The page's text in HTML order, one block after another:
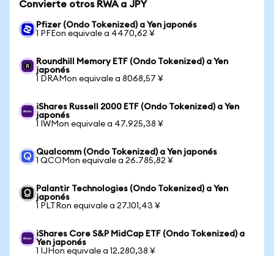
Convierte otros RWA a JPY
Pfizer (Ondo Tokenized) a Yen japonés
1 PFEon equivale a 4470,62 ¥
Roundhill Memory ETF (Ondo Tokenized) a Yen
japonés
1 DRAMon equivale a 8068,57 ¥
iShares Russell 2000 ETF (Ondo Tokenized) a Yen
japonés
1 IWMon equivale a 47.925,38 ¥
Qualcomm (Ondo Tokenized) a Yen japonés
1 QCOMon equivale a 26.785,82 ¥
Palantir Technologies (Ondo Tokenized) a Yen
japonés
1 PLTRon equivale a 27.101,43 ¥
iShares Core S&P MidCap ETF (Ondo Tokenized) a
Yen japonés
1 IJHon equivale a 12.280,38 ¥